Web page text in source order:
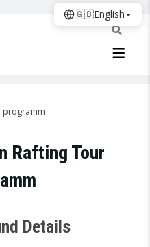
programm
Rafting Tour
Details
🇬🇧English